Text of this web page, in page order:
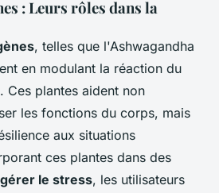
: Leurs rôles dans la
, telles que l'Ashwagandha
en modulant la réaction du
Ces plantes aident non
les fonctions du corps, mais
aux situations
ces plantes dans des
le stress, les utilisateurs